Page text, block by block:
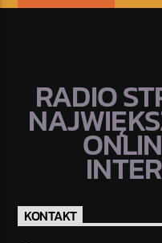
RADIO
KONTAKT